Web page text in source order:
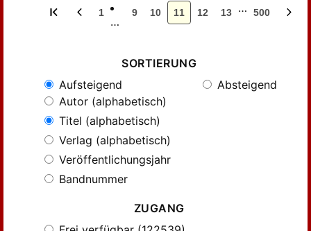
1
…
9 10 11 12 13 … 500
SORTIERUNG
Aufsteigend
Absteigend
Autor (alphabetisch)
Titel (alphabetisch)
Verlag (alphabetisch)
Veröffentlichungsjahr
Bandnummer
ZUGANG